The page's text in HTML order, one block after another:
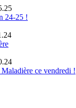
24-25 !
ce vendredi !